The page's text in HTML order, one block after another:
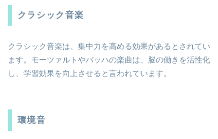
クラシック音楽
クラシック音楽は、集中力を高める効果があるとされてい
ます。モーツァルトやバッハの楽曲は、脳の働きを活性化
し、学習効果を向上させると言われています。
環境音